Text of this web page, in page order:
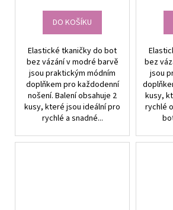
DO KOŠÍKU
Elastické tkaničky do bot
bez vázání v modré barvě
jsou praktickým módním
doplňkem pro každodenní
nošení. Balení obsahuje 2
kusy, které jsou ideální pro
rychlé a snadné...
bez
jsou
kusy,
rychlé